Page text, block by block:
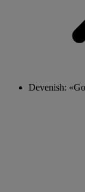
Devenish: